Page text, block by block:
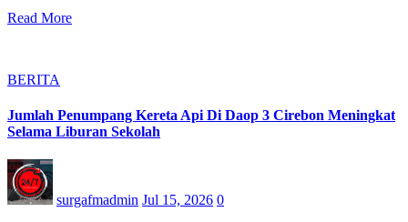
Read More
BERITA
Jumlah Penumpang Kereta Api Di Daop 3 Cirebon Meningkat
Selama Liburan Sekolah
surgafmadmin Jul 15, 2026 0